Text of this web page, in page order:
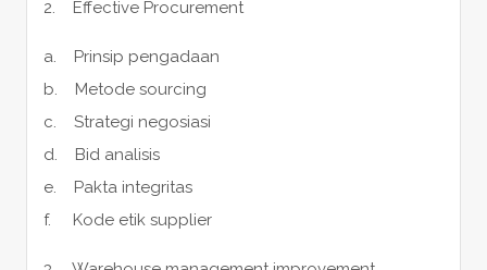
2. Effective Procurement
a. Prinsip pengadaan
b. Metode sourcing
c. Strategi negosiasi
d. Bid analisis
e. Pakta integritas
f. Kode etik supplier